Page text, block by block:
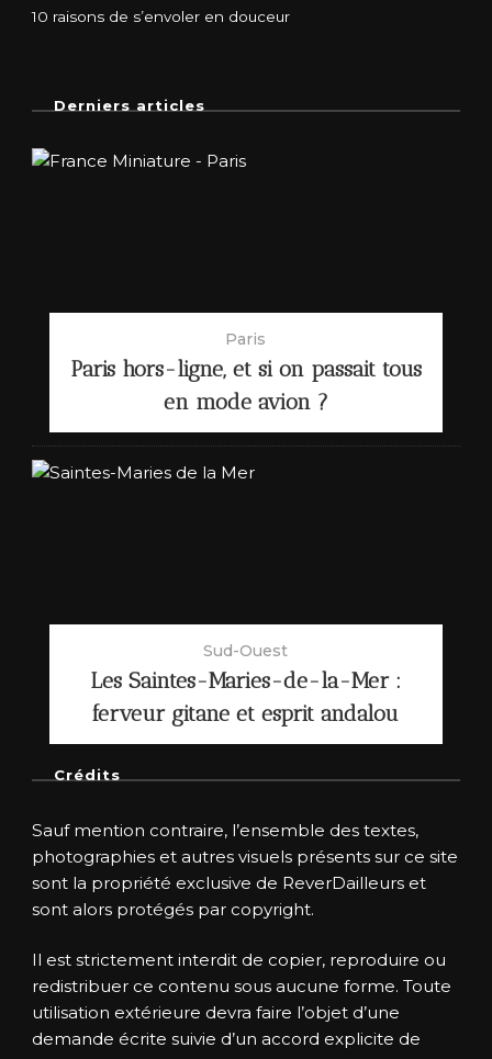
10 raisons de s’envoler en douceur
Derniers articles
Paris
Paris hors-ligne, et si on passait tous
en mode avion ?
Sud-Ouest
Les Saintes-Maries-de-la-Mer :
ferveur gitane et esprit andalou
Crédits
Sauf mention contraire, l’ensemble des textes,
photographies et autres visuels présents sur ce site
sont la propriété exclusive de ReverDailleurs et
sont alors protégés par copyright.
Il est strictement interdit de copier, reproduire ou
redistribuer ce contenu sous aucune forme. Toute
utilisation extérieure devra faire l’objet d’une
demande écrite suivie d’un accord explicite de